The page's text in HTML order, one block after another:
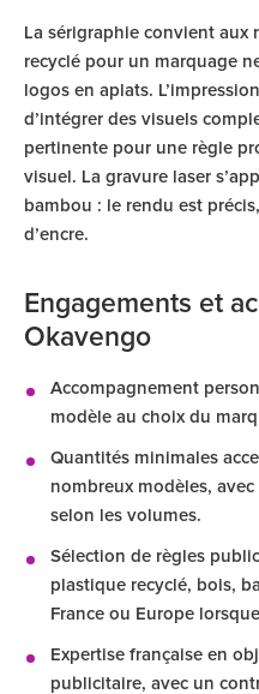
La sérigraphie convient aux
recyclé pour un marquage
logos en aplats.
d’intégrer des visuels
pertinente pour une règle
visuel. La gravure laser
bambou : le rendu est
d’encre.
Engagements et
Okavengo
Accompagnement
modèle au choix du
Quantités minimales
nombreux modèles,
selon les volumes.
Sélection de règles
plastique recyclé, bois,
France ou Europe
Expertise française en
publicitaire, avec un